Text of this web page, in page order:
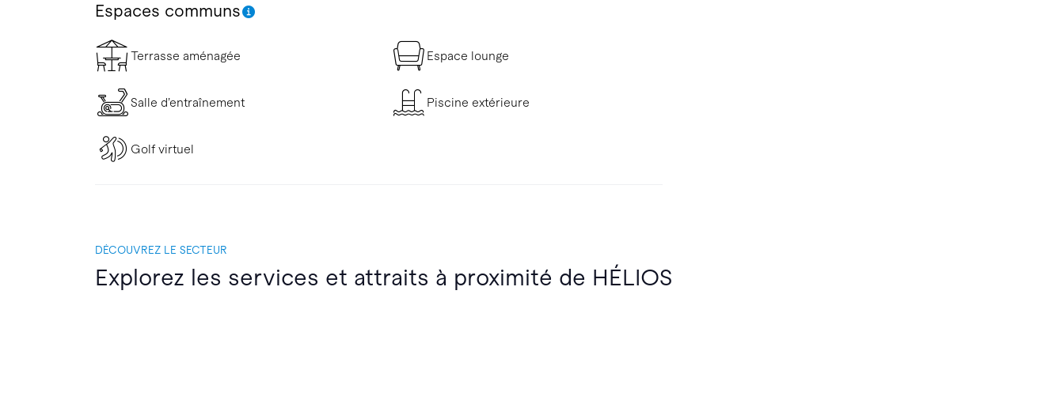
Espaces communs
Terrasse aménagée Espace lounge
Salle d’entraînement Piscine extérieure
Golf virtuel
DÉCOUVREZ LE SECTEUR
Explorez les services et attraits à proximité de HÉLIOS